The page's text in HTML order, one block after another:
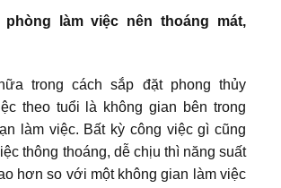
phòng làm việc nên thoáng mát,
trong cách sắp đặt phong thủy
theo tuổi là không gian bên trong
làm việc. Bất kỳ công việc gì cũng
thông thoáng, dễ chịu thì năng suất
hơn so với một không gian làm việc